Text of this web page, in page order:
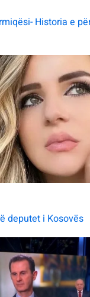
Historia e
deputet i Kosovës